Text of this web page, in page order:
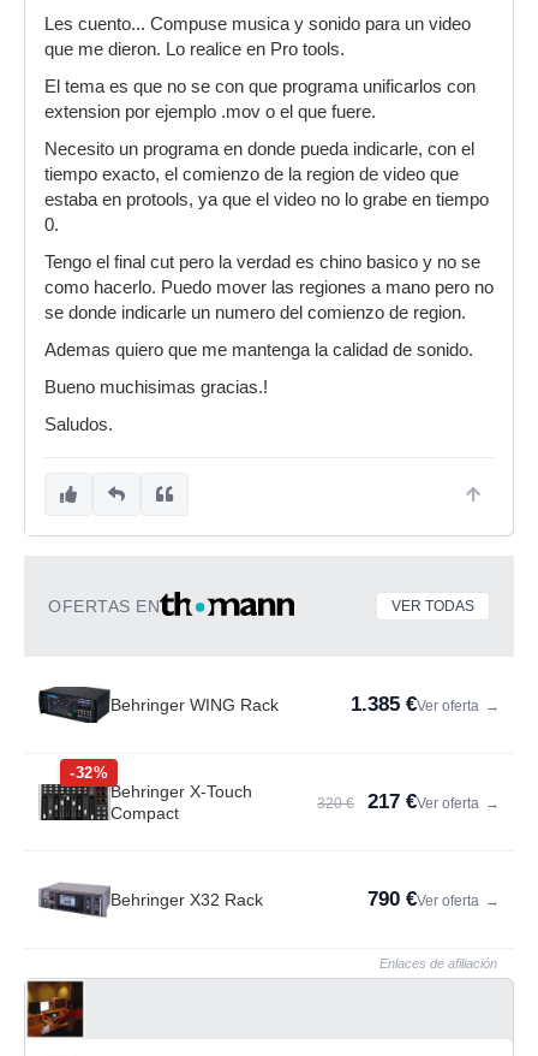
Les cuento... Compuse musica y sonido para un video
que me dieron. Lo realice en Pro tools.
El tema es que no se con que programa unificarlos con
extension por ejemplo .mov o el que fuere.
Necesito un programa en donde pueda indicarle, con el
tiempo exacto, el comienzo de la region de video que
estaba en protools, ya que el video no lo grabe en tiempo
0.
Tengo el final cut pero la verdad es chino basico y no se
como hacerlo. Puedo mover las regiones a mano pero no
se donde indicarle un numero del comienzo de region.
Ademas quiero que me mantenga la calidad de sonido.
Bueno muchisimas gracias.!
Saludos.
OFERTAS EN VER TODAS
Behringer WING Rack 1.385 €Ver oferta →
-32%
Behringer X-Touch
Compact
320 € 217 €Ver oferta →
Behringer X32 Rack 790 €Ver oferta →
Enlaces de afiliación